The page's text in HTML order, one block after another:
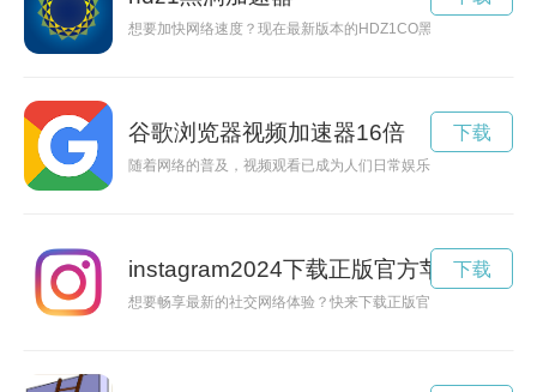
想要加快网络速度？现在最新版本的HDZ1CO黑洞加速器已经
谷歌浏览器视频加速器16倍
随着网络的普及，视频观看已成为人们日常娱乐消遣的重要方
下载
instagram2024下载正版官方苹果
想要畅享最新的社交网络体验？快来下载正版官方的
下载